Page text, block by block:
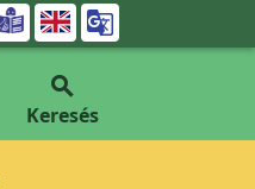


Keresés